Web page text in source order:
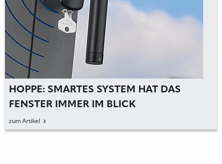
HOPPE: SMARTES SYSTEM HAT DAS
FENSTER IMMER IM BLICK
zum Artikel